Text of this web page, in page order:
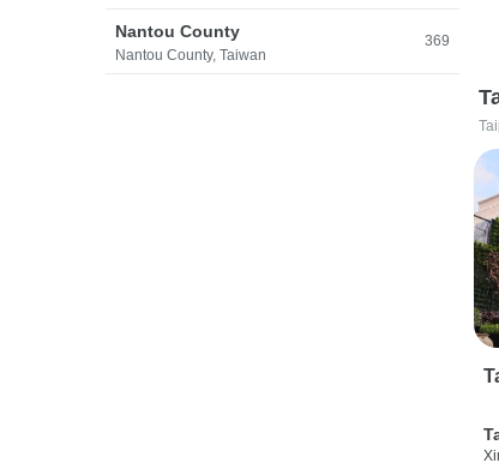
Nantou County
Nantou County, Taiwan
369